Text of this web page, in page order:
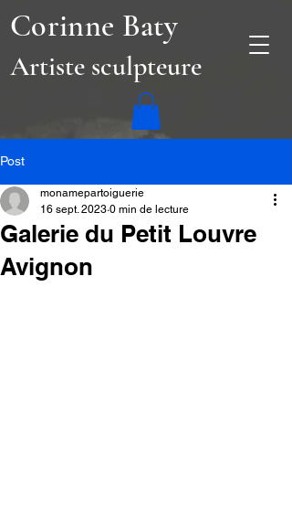
Corinne Baty
Artiste sculpteure
Post
Galerie du Petit Louvre
Avignon
monamepartoiguerie
16 sept. 2023 0 min de lecture